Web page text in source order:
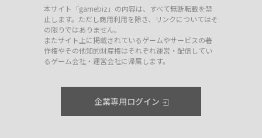
本サイト「gamebiz」の内容は、すべて無断転載を禁
止します。ただし商用利用を除き、リンクについてはそ
の限りではありません。
またサイト上に掲載されているゲームやサービスの著
作権やその他知的財産権はそれぞれ運営・配信してい
るゲーム会社・運営会社に帰属します。
企業専用ログイン